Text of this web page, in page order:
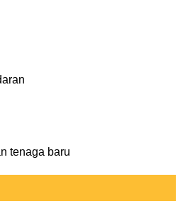
tenaga baru